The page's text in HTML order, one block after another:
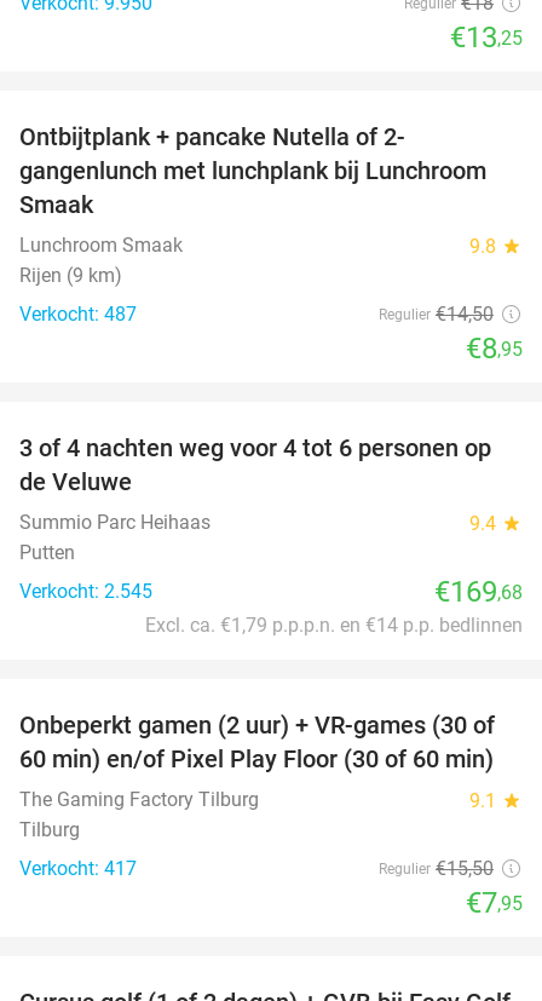
€13,25
Ontbijtplank + pancake Nutella of 2-
gangenlunch met lunchplank bij Lunchroom
Smaak
Lunchroom Smaak 9.8 star
Rijen (9 km)
Verkocht: 487
Regulier €14,50
€8,95
3 of 4 nachten weg voor 4 tot 6 personen op
de Veluwe
Summio Parc Heihaas 9.4 star
Putten
Verkocht: 2.545
€169,68
Excl. ca. €1,79 p.p.p.n. en €14 p.p. bedlinnen
49%
Onbeperkt gamen (2 uur) + VR-games (30 of
60 min) en/of Pixel Play Floor (30 of 60 min)
The Gaming Factory Tilburg 9.1 star
Tilburg
Verkocht: 417
Regulier €15,50
€7,95